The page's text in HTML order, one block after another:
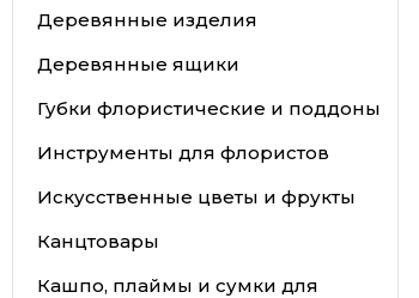
Деревянные изделия
Деревянные ящики
Губки флористические и поддоны
Инструменты для флористов
Искусственные цветы и фрукты
Канцтовары
Кашпо, плаймы и сумки для